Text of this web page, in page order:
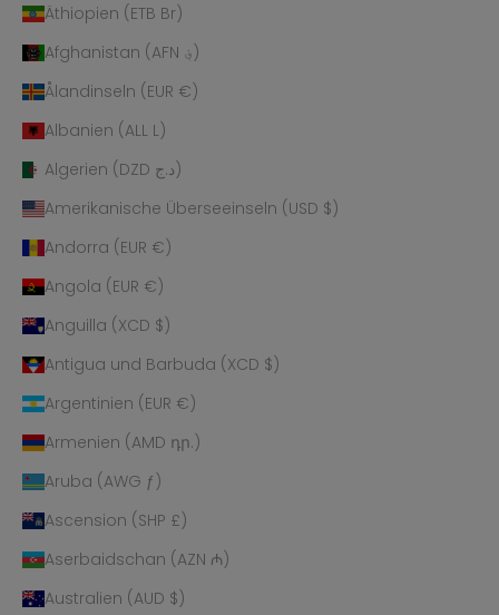
Äthiopien (ETB Br)
Afghanistan (AFN ؋)
Ålandinseln (EUR €)
Albanien (ALL L)
Algerien (DZD د.ج)
Amerikanische Überseeinseln (USD $)
Andorra (EUR €)
Angola (EUR €)
Anguilla (XCD $)
Antigua und Barbuda (XCD $)
Argentinien (EUR €)
Armenien (AMD դր.)
Aruba (AWG ƒ)
Ascension (SHP £)
Aserbaidschan (AZN ₼)
Australien (AUD $)